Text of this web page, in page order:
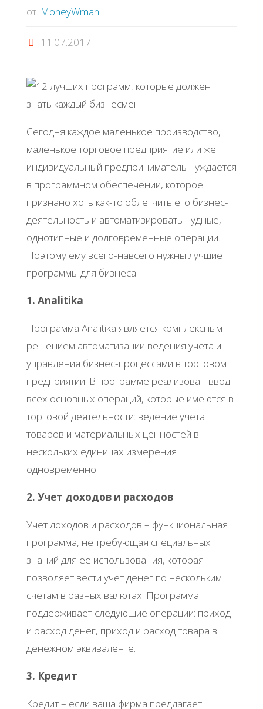
от MoneyWman
11.07.2017
Сегодня каждое маленькое производство,
маленькое торговое предприятие или же
индивидуальный предприниматель нуждается
в программном обеспечении, которое
признано хоть как-то облегчить его бизнес-
деятельность и автоматизировать нудные,
однотипные и долговременные операции.
Поэтому ему всего-навсего нужны лучшие
программы для бизнеса.
1. Analitika
Программа Analitika является комплексным
решением автоматизации ведения учета и
управления бизнес-процессами в торговом
предприятии. В программе реализован ввод
всех основных операций, которые имеются в
торговой деятельности: ведение учета
товаров и материальных ценностей в
нескольких единицах измерения
одновременно.
2. Учет доходов и расходов
Учет доходов и расходов – функциональная
программа, не требующая специальных
знаний для ее использования, которая
позволяет вести учет денег по нескольким
счетам в разных валютах. Программа
поддерживает следующие операции: приход
и расход денег, приход и расход товара в
денежном эквиваленте.
3. Кредит
Кредит – если ваша фирма предлагает